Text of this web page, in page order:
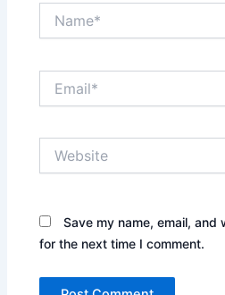
Save my name, email,
for the next time I comment.